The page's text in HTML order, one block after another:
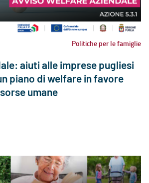
Politiche per le famiglie
aiuti alle imprese pugliesi
piano di welfare in favore
umane